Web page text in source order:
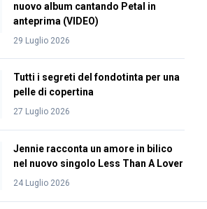
nuovo album cantando Petal in
anteprima (VIDEO)
29 Luglio 2026
Tutti i segreti del fondotinta per una
pelle di copertina
27 Luglio 2026
Jennie racconta un amore in bilico
nel nuovo singolo Less Than A Lover
24 Luglio 2026